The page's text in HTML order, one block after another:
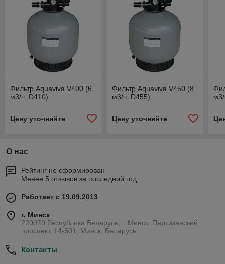
Фильтр Aquaviva V400 (6
м3/ч, D410)
Цену уточняйте
Фильтр Aquaviva V450 (8
м3/ч, D455)
Цену уточняйте
О нас
Рейтинг не сформирован
Менее 5 отзывов за последний год
Работает с 19.09.2013
г. Минск
220070 Республика Беларусь, г. Минск, Партизанский
проспект, 14-501, Минск, Беларусь
Контакты